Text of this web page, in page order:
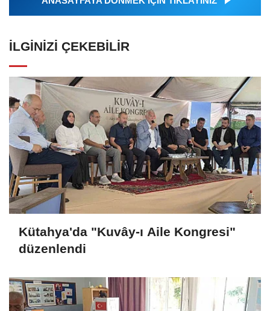
İLGINIZI ÇEKEBILIR
Kütahya'da "Kuvây-ı Aile Kongresi"
düzenlendi